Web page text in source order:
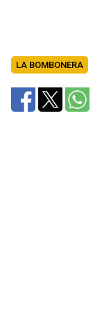
LA BOMBONERA